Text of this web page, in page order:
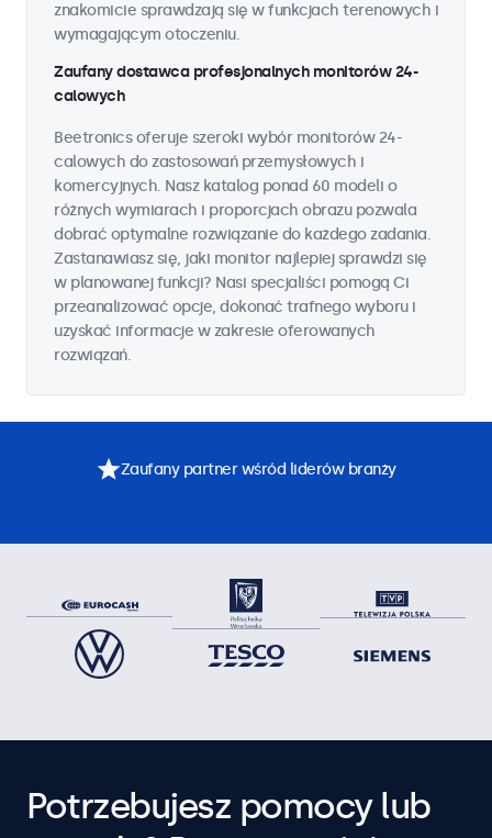
znakomicie sprawdzają się w funkcjach terenowych i
wymagającym otoczeniu.
Zaufany dostawca profesjonalnych monitorów 24-
calowych
Beetronics oferuje szeroki wybór monitorów 24-
calowych do zastosowań przemysłowych i
komercyjnych. Nasz katalog ponad 60 modeli o
różnych wymiarach i proporcjach obrazu pozwala
dobrać optymalne rozwiązanie do każdego zadania.
Zastanawiasz się, jaki monitor najlepiej sprawdzi się
w planowanej funkcji? Nasi specjaliści pomogą Ci
przeanalizować opcje, dokonać trafnego wyboru i
uzyskać informacje w zakresie oferowanych
rozwiązań.
Zaufany partner wśród liderów branży
Potrzebujesz pomocy lub